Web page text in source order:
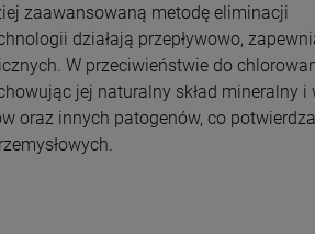
zaawansowaną metodę eliminacji
działają przepływowo,
W przeciwieństwie do
jej naturalny skład mineralny i
oraz innych patogenów, co